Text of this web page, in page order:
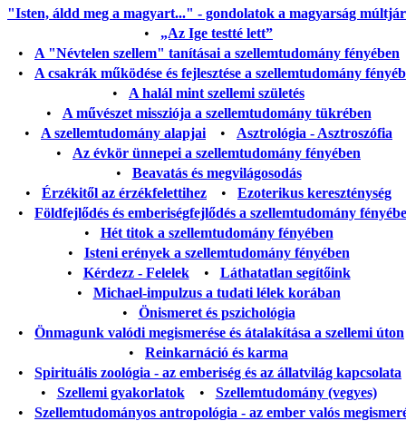
"Isten, áldd meg a magyart..." - gondolatok a magyarság
• „Az Ige testté lett”
• A "Névtelen szellem" tanításai a szellemtudomány fényében
• A csakrák működése és fejlesztése a szellemtudomány
• A halál mint szellemi születés
• A művészet missziója a szellemtudomány tükrében
• A szellemtudomány alapjai • Asztrológia - Asztroszófia
• Az évkör ünnepei a szellemtudomány fényében
• Beavatás és megvilágosodás
• Érzékitől az érzékfelettihez • Ezoterikus kereszténység
• Földfejlődés és emberiségfejlődés a szellemtudomány
• Hét titok a szellemtudomány fényében
• Isteni erények a szellemtudomány fényében
• Kérdezz - Felelek• Láthatatlan segítőink
• Michael-impulzus a tudati lélek korában
• Önismeret és pszichológia
• Önmagunk valódi megismerése és átalakítása a szellemi úton
• Reinkarnáció és karma
• Spirituális zoológia - az emberiség és az állatvilág kapcsolata
• Szellemi gyakorlatok• Szellemtudomány (vegyes)
• Szellemtudományos antropológia - az ember valós